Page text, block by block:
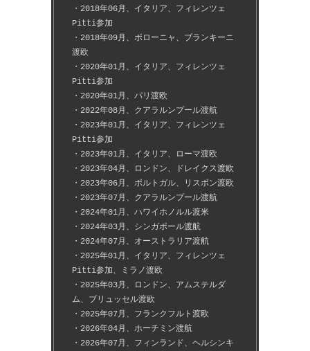
・2018年06月、イタリア、フィレンツェ
Pitti参加
・2018年09月、ボローニャ、ブランキーニ
渡欧
・2020年01月、イタリア、フィレンツェ
Pitti参加
・2020年01月、パリ渡欧
・2022年08月、クアラルンプール渡航
・2023年01月、イタリア、フィレンツェ
Pitti参加
・2023年01月、イタリア、ローマ渡欧
・2023年04月、ロンドン、ドレイクス渡欧
・2023年06月、ポルトガル、リスボン渡欧
・2023年07月、クアラルンプール渡航
・2024年01月、ハワイホノルル渡米
・2024年03月、シンガポール渡航
・2024年07月、オーストラリア渡航
・2025年01月、イタリア、フィレンツェ
Pitti参加、ミラノ渡欧
・2025年03月、ロンドン、アムステルダ
ム、ブリュッセル渡欧
・2025年07月、フランクフルト渡欧
・2026年04月、ホーチミン渡航
・2026年07月、フィンランド、ヘルシンキ